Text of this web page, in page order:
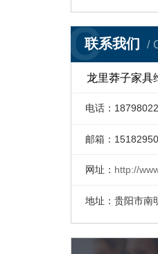
联系我们
C
龙里莽子家具
电话：
邮箱：
网址： http://
地址：贵阳市南